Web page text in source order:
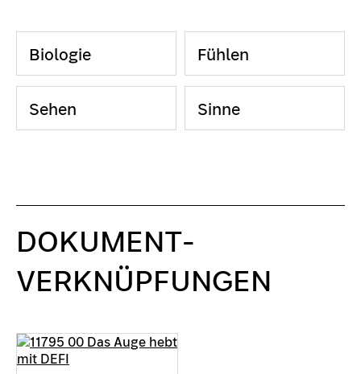
Biologie Fühlen
Sehen Sinne
DOKUMENT-
VERKNÜPFUNGEN